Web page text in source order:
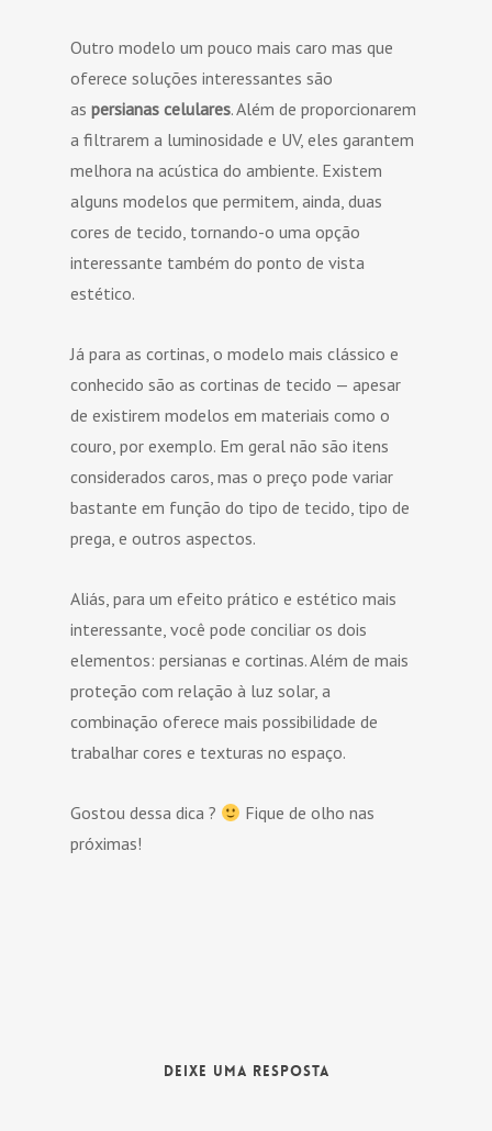
Outro modelo um pouco mais caro mas que
oferece soluções interessantes são
as persianas celulares. Além de proporcionarem
a filtrarem a luminosidade e UV, eles garantem
melhora na acústica do ambiente. Existem
alguns modelos que permitem, ainda, duas
cores de tecido, tornando-o uma opção
interessante também do ponto de vista
estético.
Já para as cortinas, o modelo mais clássico e
conhecido são as cortinas de tecido — apesar
de existirem modelos em materiais como o
couro, por exemplo. Em geral não são itens
considerados caros, mas o preço pode variar
bastante em função do tipo de tecido, tipo de
prega, e outros aspectos.
Aliás, para um efeito prático e estético mais
interessante, você pode conciliar os dois
elementos: persianas e cortinas. Além de mais
proteção com relação à luz solar, a
combinação oferece mais possibilidade de
trabalhar cores e texturas no espaço.
Gostou dessa dica ?
Fique de olho nas
próximas!
Deixe uma Resposta